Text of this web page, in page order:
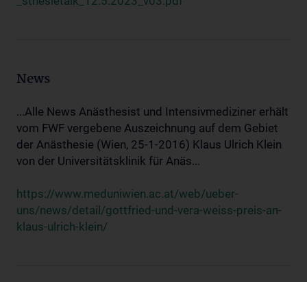
News
...Alle News Anästhesist und Intensivmediziner erhält
vom FWF vergebene Auszeichnung auf dem Gebiet
der Anästhesie (Wien, 25-1-2016) Klaus Ulrich Klein
von der Universitätsklinik für Anäs...
https://www.meduniwien.ac.at/web/ueber-
uns/news/detail/gottfried-und-vera-weiss-preis-an-
klaus-ulrich-klein/